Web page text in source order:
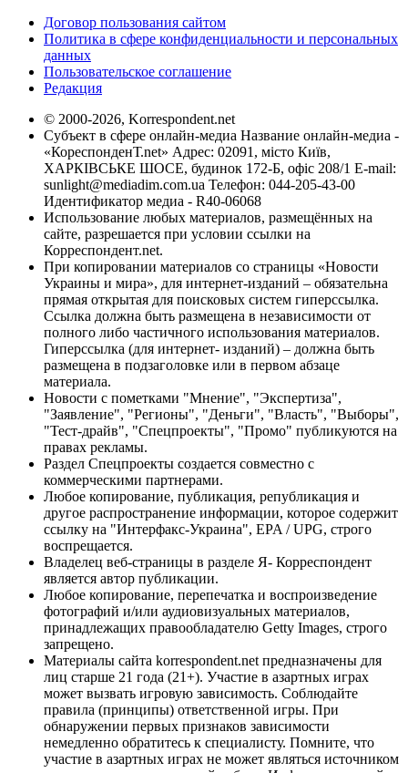
Договор пользования сайтом
Политика в сфере конфиденциальности и персональных
данных
Пользовательское соглашение
Редакция
© 2000-2026, Korrespondent.net
Субъект в сфере онлайн-медиа Название онлайн-медиа -
«КореспонденТ.net» Адрес: 02091, місто Київ,
ХАРКІВСЬКЕ ШОСЕ, будинок 172-Б, офіс 208/1 E-mail:
sunlight@mediadim.com.ua Телефон: 044-205-43-00
Идентификатор медиа - R40-06068
Использование любых материалов, размещённых на
сайте, разрешается при условии ссылки на
Корреспондент.net.
При копировании материалов со страницы «Новости
Украины и мира», для интернет-изданий – обязательна
прямая открытая для поисковых систем гиперссылка.
Ссылка должна быть размещена в независимости от
полного либо частичного использования материалов.
Гиперссылка (для интернет- изданий) – должна быть
размещена в подзаголовке или в первом абзаце
материала.
Новости с пометками "Мнение", "Экспертиза",
"Заявление", "Регионы", "Деньги", "Власть", "Выборы",
"Тест-драйв", "Спецпроекты", "Промо" публикуются на
правах рекламы.
Раздел Спецпроекты создается совместно с
коммерческими партнерами.
Любое копирование, публикация, републикация и
другое распространение информации, которое содержит
ссылку на "Интерфакс-Украина", EPA / UPG, строго
воспрещается.
Владелец веб-страницы в разделе Я- Корреспондент
является автор публикации.
Любое копирование, перепечатка и воспроизведение
фотографий и/или аудиовизуальных материалов,
принадлежащих правообладателю Getty Images, строго
запрещено.
Материалы сайта korrespondent.net предназначены для
лиц старше 21 года (21+). Участие в азартных играх
может вызвать игровую зависимость. Соблюдайте
правила (принципы) ответственной игры. При
обнаружении первых признаков зависимости
немедленно обратитесь к специалисту. Помните, что
участие в азартных играх не может являться источником